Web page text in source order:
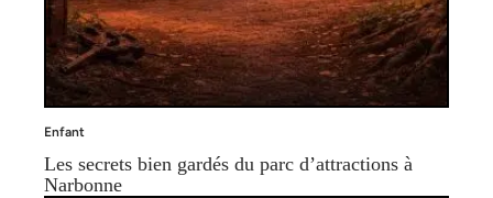
Enfant
Les secrets bien gardés du parc d’attractions à
Narbonne